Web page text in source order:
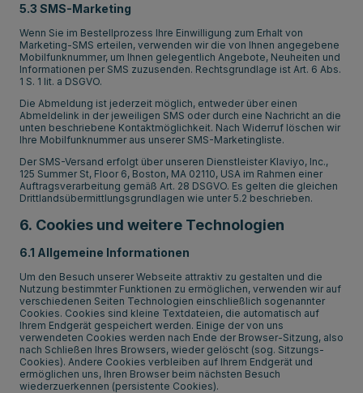
5.3 SMS-Marketing
Wenn Sie im Bestellprozess Ihre Einwilligung zum Erhalt von
Marketing-SMS erteilen, verwenden wir die von Ihnen angegebene
Mobilfunknummer, um Ihnen gelegentlich Angebote, Neuheiten und
Informationen per SMS zuzusenden. Rechtsgrundlage ist Art. 6 Abs.
1 S. 1 lit. a DSGVO.
Die Abmeldung ist jederzeit möglich, entweder über einen
Abmeldelink in der jeweiligen SMS oder durch eine Nachricht an die
unten beschriebene Kontaktmöglichkeit. Nach Widerruf löschen wir
Ihre Mobilfunknummer aus unserer SMS-Marketingliste.
Der SMS-Versand erfolgt über unseren Dienstleister Klaviyo, Inc.,
125 Summer St, Floor 6, Boston, MA 02110, USA im Rahmen einer
Auftragsverarbeitung gemäß Art. 28 DSGVO. Es gelten die gleichen
Drittlandsübermittlungsgrundlagen wie unter 5.2 beschrieben.
6. Cookies und weitere Technologien
6.1 Allgemeine Informationen
Um den Besuch unserer Webseite attraktiv zu gestalten und die
Nutzung bestimmter Funktionen zu ermöglichen, verwenden wir auf
verschiedenen Seiten Technologien einschließlich sogenannter
Cookies. Cookies sind kleine Textdateien, die automatisch auf
Ihrem Endgerät gespeichert werden. Einige der von uns
verwendeten Cookies werden nach Ende der Browser-Sitzung, also
nach Schließen Ihres Browsers, wieder gelöscht (sog. Sitzungs-
Cookies). Andere Cookies verbleiben auf Ihrem Endgerät und
ermöglichen uns, Ihren Browser beim nächsten Besuch
wiederzuerkennen (persistente Cookies).